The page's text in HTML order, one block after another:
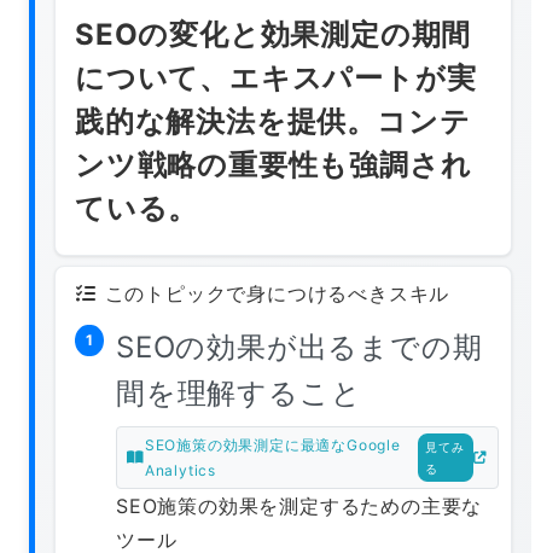
SEOの変化と効果測定の期間
について、エキスパートが実
践的な解決法を提供。コンテ
ンツ戦略の重要性も強調され
ている。
このトピックで身につけるべきスキル
1
SEOの効果が出るまでの期
間を理解すること
SEO施策の効果測定に最適なGoogle
Analytics
見てみ
る
SEO施策の効果を測定するための主要な
ツール